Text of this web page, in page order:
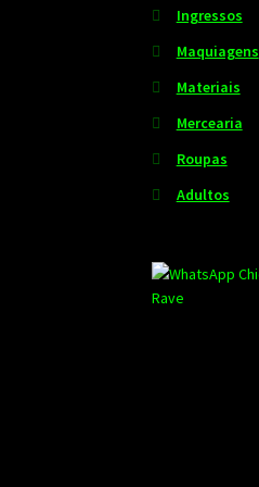
Ingressos
Maquiagens
Materiais
Mercearia
Roupas
Adultos